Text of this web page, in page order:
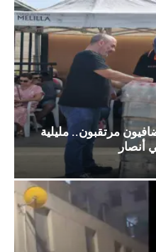
و4 آلاف إضافيون مرتقبون.. مليلية
أنصار